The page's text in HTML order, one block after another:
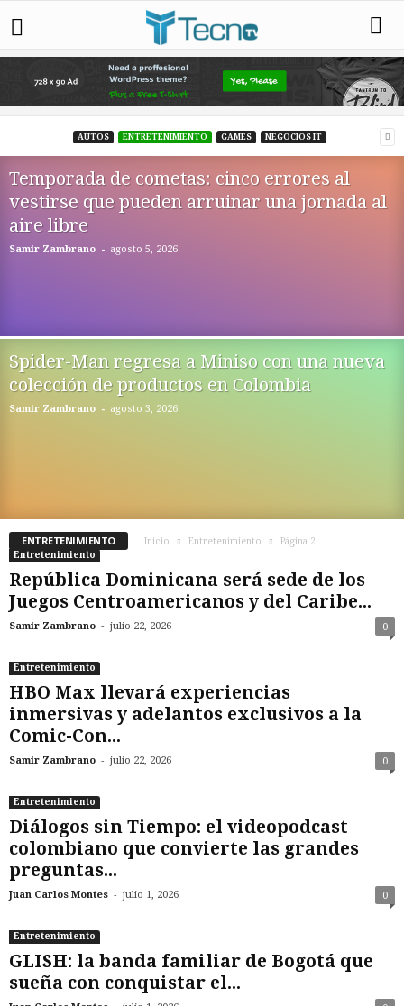
AUTOS ENTRETENIMIENTO GAMES NEGOCIOS IT
Temporada de cometas: cinco errores al
vestirse que pueden arruinar una jornada al
aire libre
Samir Zambrano - agosto 5, 2026
Spider-Man regresa a Miniso con una nueva
colección de productos en Colombia
Samir Zambrano - agosto 3, 2026
ENTRETENIMIENTO Inicio Entretenimiento
Página 2
Entretenimiento
República Dominicana será sede de los
Juegos Centroamericanos y del Caribe...
Samir Zambrano - julio 22, 2026 0
Entretenimiento
HBO Max llevará experiencias
inmersivas y adelantos exclusivos a la
Comic-Con...
Samir Zambrano - julio 22, 2026 0
Entretenimiento
Diálogos sin Tiempo: el videopodcast
colombiano que convierte las grandes
preguntas...
Juan Carlos Montes - julio 1, 2026 0
Entretenimiento
GLISH: la banda familiar de Bogotá que
sueña con conquistar el...